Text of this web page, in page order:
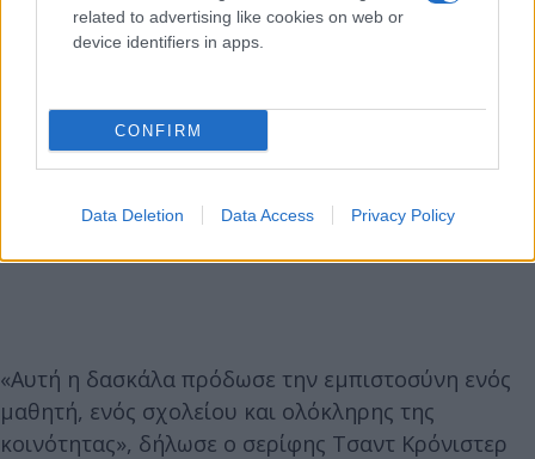
related to advertising like cookies on web or
device identifiers in apps.
CONFIRM
Data Deletion Data Access Privacy Policy
«Αυτή η δασκάλα πρόδωσε την εμπιστοσύνη ενός
μαθητή, ενός σχολείου και ολόκληρης της
κοινότητας», δήλωσε ο σερίφης Τσαντ Κρόνιστερ